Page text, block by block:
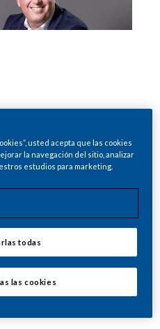
de
en
más
futuro libre
usted acepta que las cookies
la navegación del sitio, analizar
estudios para marketing.
todas
las cookies